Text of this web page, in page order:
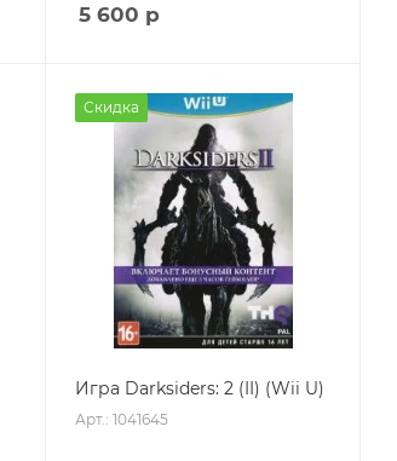
5 600 р
Скидка
Игра Darksiders: 2 (II) (Wii U)
Арт.: 1041645